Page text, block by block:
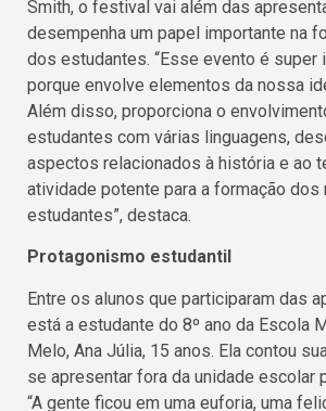
Smith, o festival vai além das
desempenha um papel importante na
dos estudantes. “Esse evento é super
porque envolve elementos da nossa
Além disso, proporciona o
estudantes com várias linguagens,
aspectos relacionados à história e ao
atividade potente para a formação dos
estudantes”, destaca.
Protagonismo estudantil
Entre os alunos que participaram das
está a estudante do 8º ano da Escola
Melo, Ana Júlia, 15 anos. Ela contou
se apresentar fora da unidade escolar
“A gente ficou em uma euforia, uma